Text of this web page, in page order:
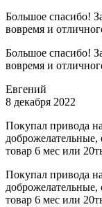
Большое спасибо!
вовремя и
Большое спасибо!
вовремя и
Евгений
8 декабря 2022
Покупал привода
товар 6 мес или
Покупал привода
товар 6 мес или